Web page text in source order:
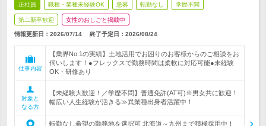
正社員 職種・業種未経験OK 急募 転勤なし 学歴不問
第二新卒歓迎 女性のおしごと掲載中
情報更新日：2026/07/14 終了予定日： 2026/08/24
仕事内容
【業界No.1の実績】土地活用でお困りのお客様からのご相談をお
伺いします！●フレックスで勤務時間は柔軟に対応可能●未経験
OK・研修あり
対象と
なる方
【未経験大歓迎！／学歴不問】普通免許(AT可)※男女共に歓迎！
幅広い人生経験が活きる≫異業種出身者活躍中！
転勤なし希望の勤務地を選択可 北海道～九州まで積極採用中！